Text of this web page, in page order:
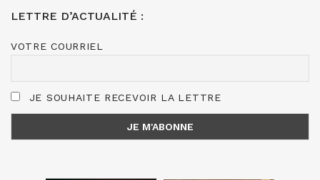
LETTRE D’ACTUALITÉ :
VOTRE COURRIEL
JE SOUHAITE RECEVOIR LA LETTRE